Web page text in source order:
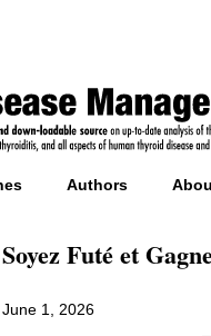
Authors
Soyez Futé et
June 1, 2026